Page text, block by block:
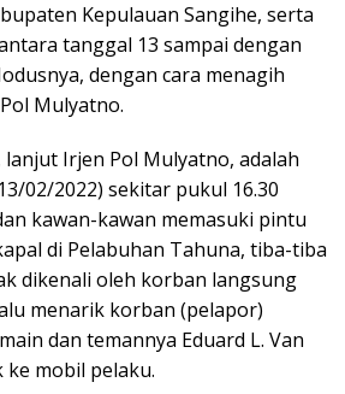
Kepulauan Sangihe, serta
tanggal 13 sampai dengan
dengan cara menagih
Mulyatno.
Irjen Pol Mulyatno, adalah
02/2022) sekitar pukul 16.30
kawan-kawan memasuki pintu
di Pelabuhan Tahuna, tiba-tiba
dikenali oleh korban langsung
menarik korban (pelapor)
dan temannya Eduard L. Van
mobil pelaku.